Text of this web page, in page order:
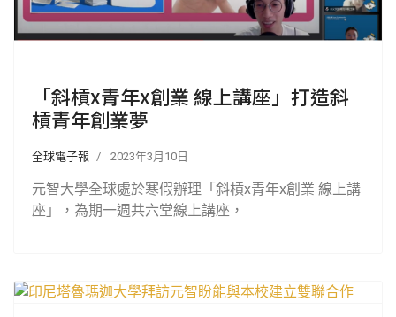
「斜槓x青年x創業 線上講座」打造斜
槓青年創業夢
全球電子報 2023年3月10日
元智大學全球處於寒假辦理「斜槓x青年x創業 線上講
座」，為期一週共六堂線上講座，